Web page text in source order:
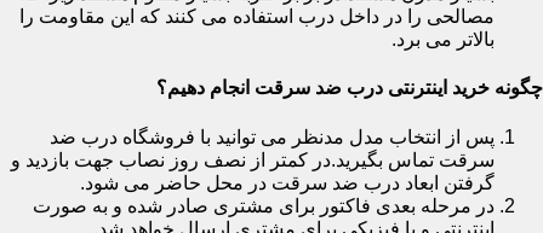
مصالحی را در داخل درب استفاده می کنند که این مقاومت را
بالاتر می برد.
چگونه خرید اینترنتی درب ضد سرقت انجام دهیم؟
پس از انتخاب مدل مدنظر می توانید با فروشگاه درب ضد
سرقت تماس بگیرید.در کمتر از نصف روز نصاب جهت بازدید و
گرفتن ابعاد درب ضد سرقت در محل حاضر می شود.
در مرحله بعدی فاکتور برای مشتری صادر شده و به صورت
اینترنتی و یا فیزیکی برای مشتری ارسال خواهد شد.